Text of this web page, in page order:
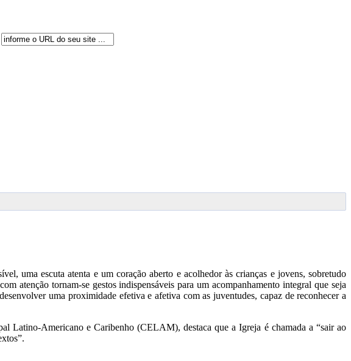
uma escuta atenta e um coração aberto e acolhedor às crianças e jovens, sobretudo
atenção tornam-se gestos indispensáveis para um acompanhamento integral que seja
uma proximidade efetiva e afetiva com as juventudes, capaz de reconhecer a
Latino-Americano e Caribenho (CELAM), destaca que a Igreja é chamada a “sair ao